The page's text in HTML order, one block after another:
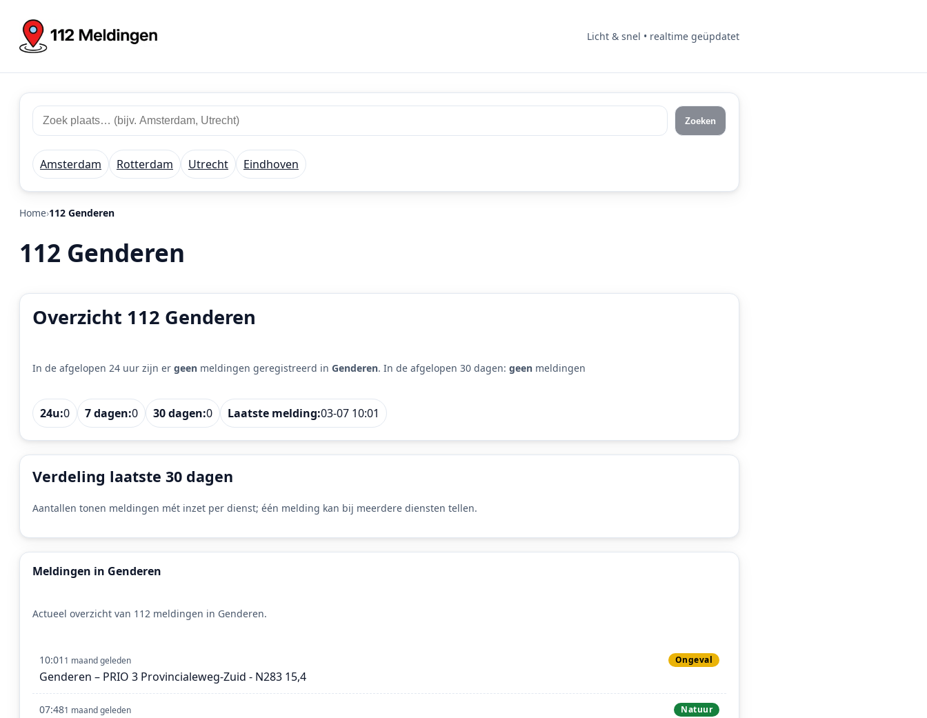
Licht & snel • realtime geüpdatet
Zoek
112
meldingen
Zoek
plaats
regio
Zoeken
Amsterdam Rotterdam Utrecht Eindhoven
Home 112 Genderen
112 Genderen
Overzicht 112 Genderen
In de afgelopen 24 uur zijn er geen meldingen geregistreerd in Genderen. In de afgelopen 30 dagen: geen meldingen
24u:0 7 dagen:0 30 dagen:0 Laatste melding:03-07 10:01
Verdeling laatste 30 dagen
Aantallen tonen meldingen mét inzet per dienst; één melding kan bij meerdere diensten tellen.
Meldingen in Genderen
Actueel overzicht van 112 meldingen in Genderen.
10:01 1 maand geleden Ongeval
Genderen – PRIO 3 Provincialeweg-Zuid - N283 15,4
07:481 maand geleden Natuur